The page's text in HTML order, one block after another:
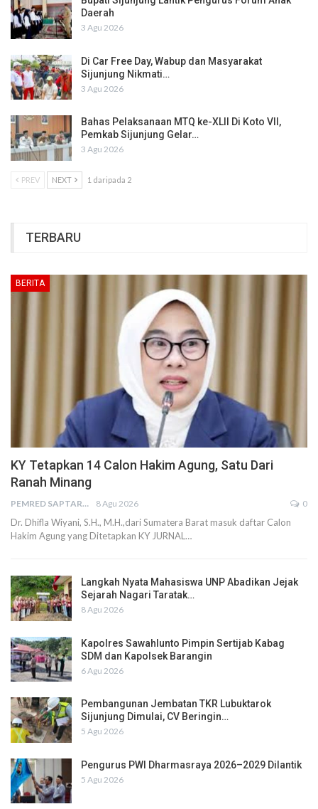
Daerah
3 Agu 2026
Di Car Free Day, Wabup dan Masyarakat
Sijunjung Nikmati…
3 Agu 2026
Bahas Pelaksanaan MTQ ke-XLII Di Koto VII,
Pemkab Sijunjung Gelar…
3 Agu 2026
PREV NEXT 1 daripada 2
TERBARU
BERITA
KY Tetapkan 14 Calon Hakim Agung, Satu Dari
Ranah Minang
PEMRED SAPTARIUS 8 Agu 2026 0
Dr. Dhifla Wiyani, S.H., M.H.,dari Sumatera Barat masuk daftar Calon
Hakim Agung yang Ditetapkan KY JURNAL…
Langkah Nyata Mahasiswa UNP Abadikan Jejak
Sejarah Nagari Taratak…
8 Agu 2026
Kapolres Sawahlunto Pimpin Sertijab Kabag
SDM dan Kapolsek Barangin
6 Agu 2026
Pembangunan Jembatan TKR Lubuktarok
Sijunjung Dimulai, CV Beringin…
5 Agu 2026
Pengurus PWI Dharmasraya 2026–2029 Dilantik
5 Agu 2026